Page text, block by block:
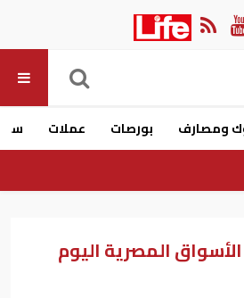
ومصارف بورصات عملات
المصرية اليوم